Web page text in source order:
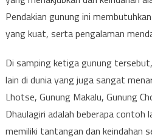
Pendakian gunung ini
yang kuat, serta pengalaman
Di samping ketiga gunung
lain di dunia yang juga sangat
Lhotse, Gunung Makalu, Gunung
Dhaulagiri adalah beberapa contoh
memiliki tantangan dan keindahan